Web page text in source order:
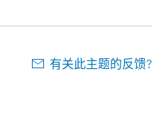
有关此主题的反馈?